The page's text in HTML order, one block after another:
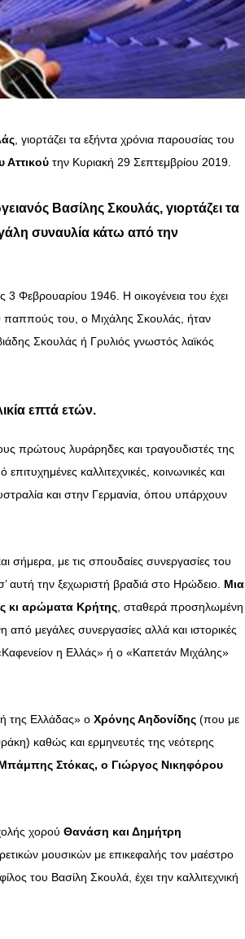
, γιορτάζει τα εξήντα χρόνια παρουσίας του
Αττικού την Κυριακή 29 Σεπτεμβρίου 2019.
Βασίλης Σκουλάς, γιορτάζει τα
συναυλία κάτω από την
Φεβρουαρίου 1946. Η οικογένεια του έχει
παππούς του, ο Μιχάλης Σκουλάς, ήταν
Σκουλάς ή Γρυλιός γνωστός λαϊκός
επτά ετών.
πρώτους λυράρηδες και τραγουδιστές της
καλλιτεχνικές, κοινωνικές και
και στην Γερμανία, όπου υπάρχουν
σήμερα, με τις σπουδαίες συνεργασίες του
αυτή την ξεχωριστή βραδιά στο Ηρώδειο. Μια
κι αρώματα Κρήτης, σταθερά προσηλωμένη
μεγάλες συνεργασίες αλλά και ιστορικές
η Ελλάς» ή ο «Καπετάν Μιχάλης»
της Ελλάδας» ο Χρόνης Αηδονίδης (που με
καθώς και ερμηνευτές της νεότερης
Στόκας, ο Γιώργος Νικηφόρου
χορού Θανάση και Δημήτρη
μουσικών με επικεφαλής τον μαέστρο
του Βασίλη Σκουλά, έχει την καλλιτεχνική